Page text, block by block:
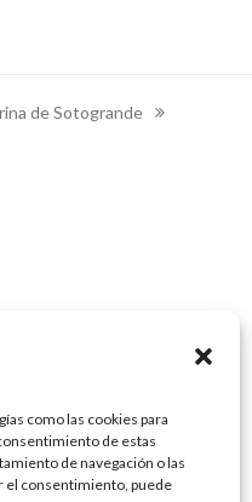
como las cookies para
de estas
de navegación o las
el consentimiento, puede
de Sotogrande